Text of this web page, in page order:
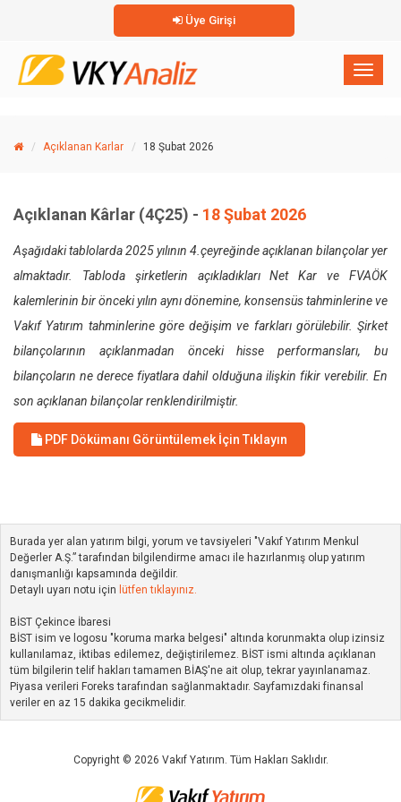
Üye Girişi
×
Açıklanan Karlar 18 Şubat 2026
Açıklanan Kârlar (4Ç25) - 18 Şubat 2026
Aşağıdaki tablolarda 2025 yılının 4.çeyreğinde açıklanan bilançolar yer
almaktadır. Tabloda şirketlerin açıkladıkları Net Kar ve FVAÖK
kalemlerinin bir önceki yılın aynı dönemine, konsensüs tahminlerine ve
Vakıf Yatırım tahminlerine göre değişim ve farkları görülebilir. Şirket
bilançolarının açıklanmadan önceki hisse performansları, bu
bilançoların ne derece fiyatlara dahil olduğuna ilişkin fikir verebilir. En
son açıklanan bilançolar renklendirilmiştir.
PDF Dökümanı Görüntülemek İçin Tıklayın
Burada yer alan yatırım bilgi, yorum ve tavsiyeleri "Vakıf Yatırım Menkul
Değerler A.Ş.” tarafından bilgilendirme amacı ile hazırlanmış olup yatırım
danışmanlığı kapsamında değildir.
Detaylı uyarı notu için lütfen tıklayınız.
BİST Çekince İbaresi
BİST isim ve logosu "koruma marka belgesi" altında korunmakta olup izinsiz
kullanılamaz, iktibas edilemez, değiştirilemez. BİST ismi altında açıklanan
tüm bilgilerin telif hakları tamamen BİAŞ'ne ait olup, tekrar yayınlanamaz.
Piyasa verileri Foreks tarafından sağlanmaktadır. Sayfamızdaki finansal
veriler en az 15 dakika gecikmelidir.
Copyright © 2026 Vakıf Yatırım. Tüm Hakları Saklıdır.